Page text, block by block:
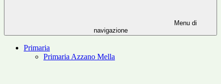
Menu di
navigazione
Primaria
Primaria Azzano Mella